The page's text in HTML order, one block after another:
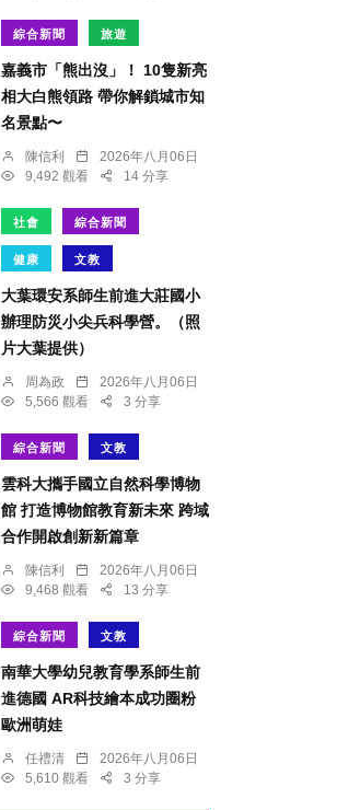
綜合新聞 旅遊
嘉義市「熊出沒」！ 10隻新亮
相大白熊領路 帶你解鎖城市知
名景點〜
陳信利
2026年八月06日
9,492 觀看
14 分享
社會 綜合新聞
健康 文教
大葉環安系師生前進大莊國小
辦理防災小尖兵科學營。（照
片大葉提供）
周為政
2026年八月06日
5,566 觀看
3 分享
綜合新聞 文教
雲科大攜手國立自然科學博物
館 打造博物館教育新未來 跨域
合作開啟創新新篇章
陳信利
2026年八月06日
9,468 觀看
13 分享
綜合新聞 文教
南華大學幼兒教育學系師生前
進德國 AR科技繪本成功圈粉
歐洲萌娃
任禮清
2026年八月06日
5,610 觀看
3 分享